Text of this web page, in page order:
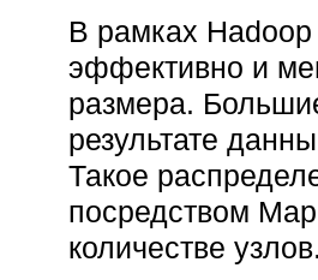
В рамках
эффективно и
размера.
результате
Такое
посредством
количестве